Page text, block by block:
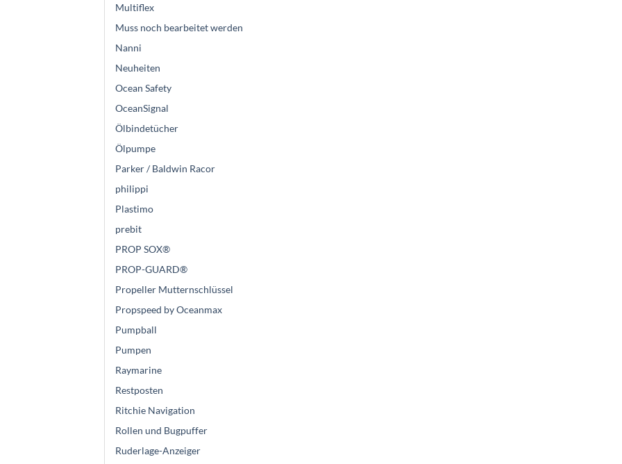
Multiflex
Muss noch bearbeitet werden
Nanni
Neuheiten
Ocean Safety
OceanSignal
Ölbindetücher
Ölpumpe
Parker / Baldwin Racor
philippi
Plastimo
prebit
PROP SOX®
PROP-GUARD®
Propeller Mutternschlüssel
Propspeed by Oceanmax
Pumpball
Pumpen
Raymarine
Restposten
Ritchie Navigation
Rollen und Bugpuffer
Ruderlage-Anzeiger